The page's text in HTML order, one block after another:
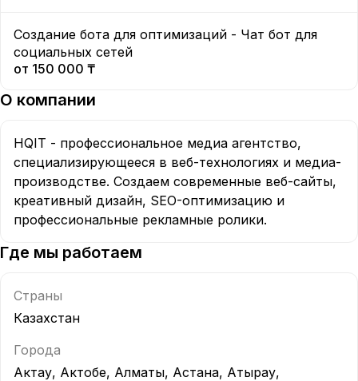
Создание бота для оптимизаций - Чат бот для
социальных сетей
от 150 000 ₸
О компании
HQIT - профессиональное медиа агентство,
специализирующееся в веб-технологиях и медиа-
производстве. Создаем современные веб-сайты,
креативный дизайн, SEO-оптимизацию и
профессиональные рекламные ролики.
Где мы работаем
Страны
Казахстан
Города
Актау, Актобе, Алматы, Астана, Атырау,